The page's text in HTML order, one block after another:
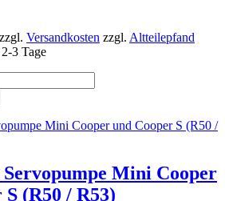
zzgl. Versandkosten zzgl. Altteilepfand
3 Tage
Mini Cooper
(R50 / R53)